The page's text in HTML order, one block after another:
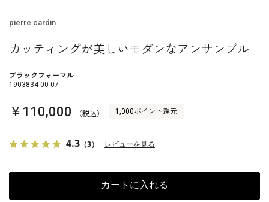
pierre cardin
カッティングが美しいモダンなアンサンブル
ブラックフォーマル
1903834-00-07
￥110,000 （税込） 1,000ポイント還元
4.3 （3） レビューを見る
カートに入れる